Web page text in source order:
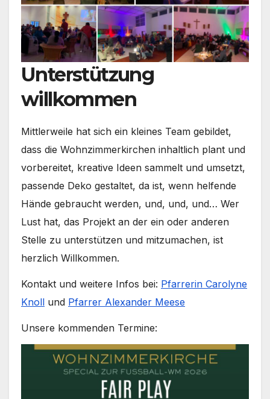
Unterstützung
willkommen
Mitt­ler­wei­le hat sich ein klei­nes Team gebil­det,
dass die Wohn­zim­mer­kir­chen inhalt­lich plant und
vor­be­rei­tet, krea­ti­ve Ideen sam­melt und umsetzt,
pas­sen­de Deko gestal­tet, da ist, wenn hel­fen­de
Hän­de gebraucht wer­den, und, und, und… Wer
Lust hat, das Pro­jekt an der ein oder ande­ren
Stel­le zu unter­stüt­zen und mit­zu­ma­chen, ist
herz­lich Will­kom­men.
Kon­takt und wei­te­re Infos bei: Pfar­re­rin Caro­ly­ne
Knoll und Pfar­rer Alex­an­der Mee­se
Unse­re kom­men­den Ter­mi­ne: